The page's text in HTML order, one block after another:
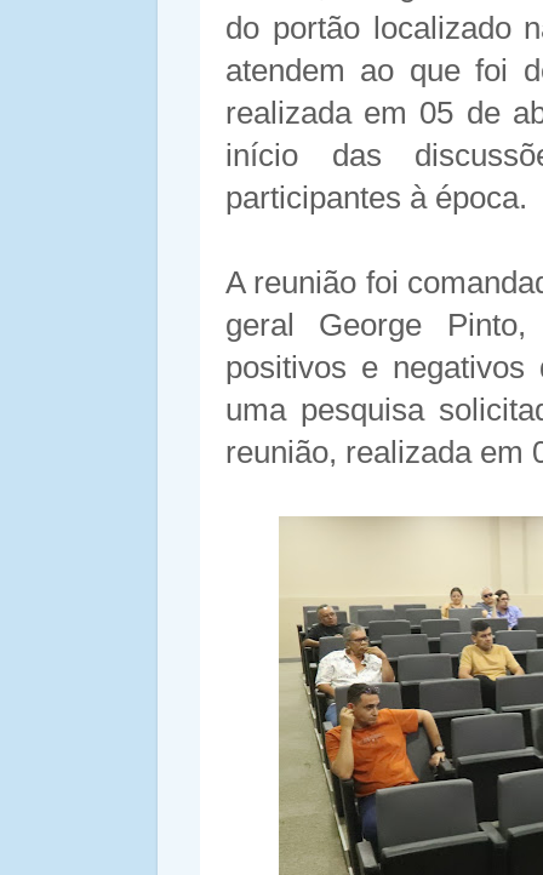
do portão localizado
atendem ao que foi
realizada em 05 de
início das
participantes à época.
A reunião foi
geral George
positivos e
uma pesquisa
reunião, realizada em